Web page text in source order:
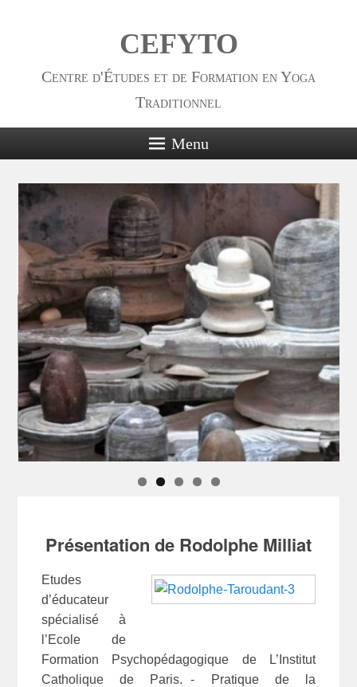
CEFYTO
Centre d'Études et de Formation en Yoga
Traditionnel
Menu
Présentation de Rodolphe Milliat
Etudes
d’éducateur
spécialisé à
l’Ecole de
Formation Psychopédagogique de L’Institut
Catholique de Paris. - Pratique de la